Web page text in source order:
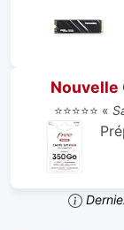
Nouvelle
⭐⭐⭐⭐⭐ «